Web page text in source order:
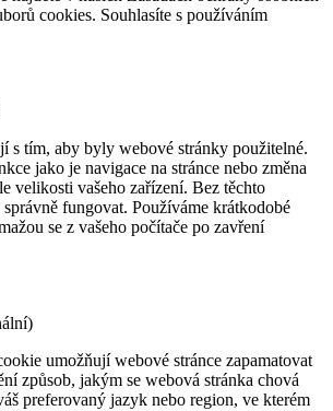
cookies. Souhlasíte s používáním
s tím, aby byly webové stránky použitelné.
jako je navigace na stránce nebo změna
velikosti vašeho zařízení. Bez těchto
fungovat. Používáme krátkodobé
se z vašeho počítače po zavření
umožňují webové stránce zapamatovat
způsob, jakým se webová stránka chová
preferovaný jazyk nebo region, ve kterém